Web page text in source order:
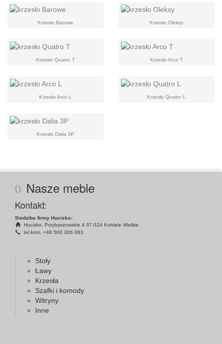
Krzesło Barowe Krzesło Oleksy
Krzesło Quatro T Krzesło Arco T
Krzesło Arco L Krzesło Quatro L
Krzesło Dalia 3P
Nasze meble
Kontakt:
Siedziba firmy Hucisko:
Hucisko, Przybyszowskie 4 97-524 Kobiele Wielkie
tel.kom. +48 500 306 083
Stoły
Ławy
Krzesła
Szafki i komody
Witryny
Inne